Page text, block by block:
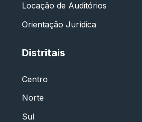
Locação de Auditórios
Orientação Jurídica
Distritais
Centro
Norte
Sul